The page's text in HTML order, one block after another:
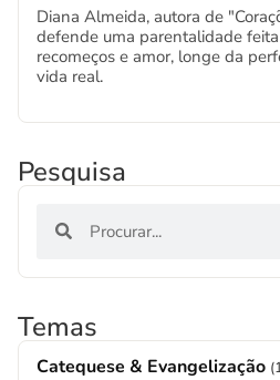
Diana Almeida, autora de
defende uma parentalidade
recomeços e amor, longe da
vida real.
Pesquisa
Temas
Catequese & Evangelização